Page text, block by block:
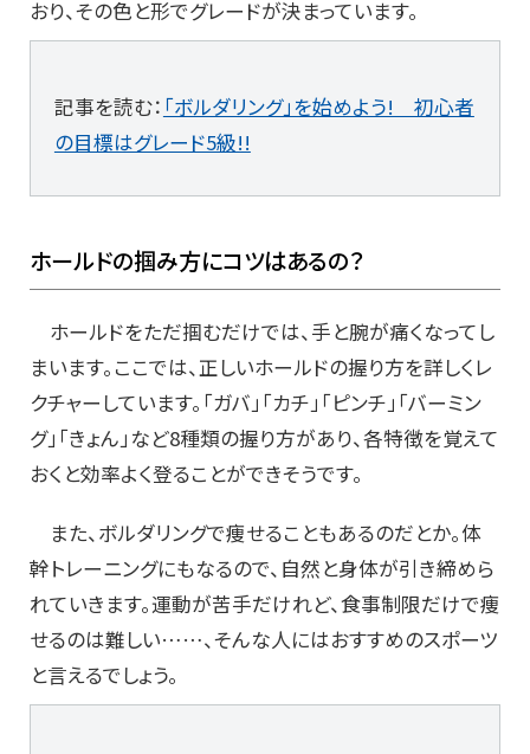
おり、その色と形でグレードが決まっています。
記事を読む： 「ボルダリング」を始めよう! 初心者
の目標はグレード5級!!
ホールドの掴み方にコツはあるの？
ホールドをただ掴むだけでは、手と腕が痛くなってし
まいます。ここでは、正しいホールドの握り方を詳しくレ
クチャーしています。「ガバ」「カチ」「ピンチ」「バーミン
グ」「きょん」など8種類の握り方があり、各特徴を覚えて
おくと効率よく登ることができそうです。
また、ボルダリングで痩せることもあるのだとか。体
幹トレーニングにもなるので、自然と身体が引き締めら
れていきます。運動が苦手だけれど、食事制限だけで痩
せるのは難しい……、そんな人にはおすすめのスポーツ
と言えるでしょう。